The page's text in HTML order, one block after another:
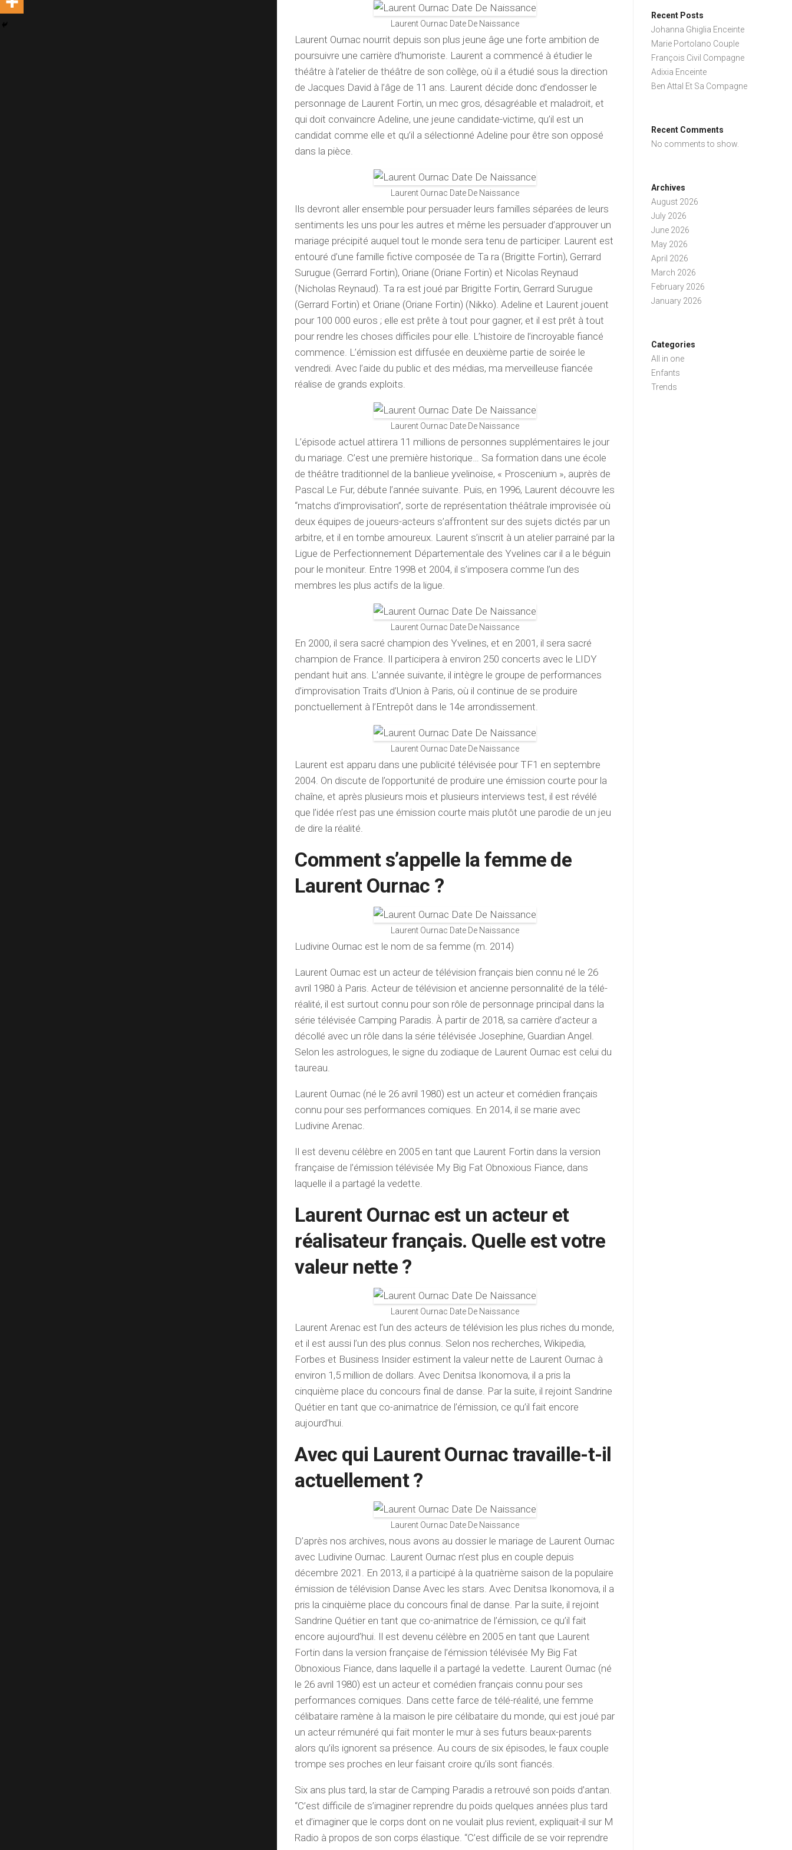
Laurent Ournac Date De Naissance
Laurent Ournac nourrit depuis son plus jeune âge une forte ambition de
poursuivre une carrière d’humoriste. Laurent a commencé à étudier le
théâtre à l’atelier de théâtre de son collège, où il a étudié sous la direction
de Jacques David à l’âge de 11 ans. Laurent décide donc d’endosser le
personnage de Laurent Fortin, un mec gros, désagréable et maladroit, et
qui doit convaincre Adeline, une jeune candidate-victime, qu’il est un
candidat comme elle et qu’il a sélectionné Adeline pour être son opposé
dans la pièce.
Laurent Ournac Date De Naissance
Ils devront aller ensemble pour persuader leurs familles séparées de leurs
sentiments les uns pour les autres et même les persuader d’approuver un
mariage précipité auquel tout le monde sera tenu de participer. Laurent est
entouré d’une famille fictive composée de Ta ra (Brigitte Fortin), Gerrard
Surugue (Gerrard Fortin), Oriane (Oriane Fortin) et Nicolas Reynaud
(Nicholas Reynaud). Ta ra est joué par Brigitte Fortin, Gerrard Surugue
(Gerrard Fortin) et Oriane (Oriane Fortin) (Nikko). Adeline et Laurent jouent
pour 100 000 euros ; elle est prête à tout pour gagner, et il est prêt à tout
pour rendre les choses difficiles pour elle. L’histoire de l’incroyable fiancé
commence. L’émission est diffusée en deuxième partie de soirée le
vendredi. Avec l’aide du public et des médias, ma merveilleuse fiancée
réalise de grands exploits.
Laurent Ournac Date De Naissance
L’épisode actuel attirera 11 millions de personnes supplémentaires le jour
du mariage. C’est une première historique… Sa formation dans une école
de théâtre traditionnel de la banlieue yvelinoise, « Proscenium », auprès de
Pascal Le Fur, débute l’année suivante. Puis, en 1996, Laurent découvre les
“matchs d’improvisation”, sorte de représentation théâtrale improvisée où
deux équipes de joueurs-acteurs s’affrontent sur des sujets dictés par un
arbitre, et il en tombe amoureux. Laurent s’inscrit à un atelier parrainé par la
Ligue de Perfectionnement Départementale des Yvelines car il a le béguin
pour le moniteur. Entre 1998 et 2004, il s’imposera comme l’un des
membres les plus actifs de la ligue.
Laurent Ournac Date De Naissance
En 2000, il sera sacré champion des Yvelines, et en 2001, il sera sacré
champion de France. Il participera à environ 250 concerts avec le LIDY
pendant huit ans. L’année suivante, il intègre le groupe de performances
d’improvisation Traits d’Union à Paris, où il continue de se produire
ponctuellement à l’Entrepôt dans le 14e arrondissement.
Laurent Ournac Date De Naissance
Laurent est apparu dans une publicité télévisée pour TF1 en septembre
2004. On discute de l’opportunité de produire une émission courte pour la
chaîne, et après plusieurs mois et plusieurs interviews test, il est révélé
que l’idée n’est pas une émission courte mais plutôt une parodie de un jeu
de dire la réalité.
Comment s’appelle la femme de
Laurent Ournac ?
Laurent Ournac Date De Naissance
Ludivine Ournac est le nom de sa femme (m. 2014)
Laurent Ournac est un acteur de télévision français bien connu né le 26
avril 1980 à Paris. Acteur de télévision et ancienne personnalité de la télé-
réalité, il est surtout connu pour son rôle de personnage principal dans la
série télévisée Camping Paradis. À partir de 2018, sa carrière d’acteur a
décollé avec un rôle dans la série télévisée Josephine, Guardian Angel.
Selon les astrologues, le signe du zodiaque de Laurent Ournac est celui du
taureau.
Laurent Ournac (né le 26 avril 1980) est un acteur et comédien français
connu pour ses performances comiques. En 2014, il se marie avec
Ludivine Arenac.
Il est devenu célèbre en 2005 en tant que Laurent Fortin dans la version
française de l’émission télévisée My Big Fat Obnoxious Fiance, dans
laquelle il a partagé la vedette.
Laurent Ournac est un acteur et
réalisateur français. Quelle est votre
valeur nette ?
Laurent Ournac Date De Naissance
Laurent Arenac est l’un des acteurs de télévision les plus riches du monde,
et il est aussi l’un des plus connus. Selon nos recherches, Wikipedia,
Forbes et Business Insider estiment la valeur nette de Laurent Ournac à
environ 1,5 million de dollars. Avec Denitsa Ikonomova, il a pris la
cinquième place du concours final de danse. Par la suite, il rejoint Sandrine
Quétier en tant que co-animatrice de l’émission, ce qu’il fait encore
aujourd’hui.
Avec qui Laurent Ournac travaille-t-il
actuellement ?
Laurent Ournac Date De Naissance
D’après nos archives, nous avons au dossier le mariage de Laurent Ournac
avec Ludivine Ournac. Laurent Ournac n’est plus en couple depuis
décembre 2021. En 2013, il a participé à la quatrième saison de la populaire
émission de télévision Danse Avec les stars. Avec Denitsa Ikonomova, il a
pris la cinquième place du concours final de danse. Par la suite, il rejoint
Sandrine Quétier en tant que co-animatrice de l’émission, ce qu’il fait
encore aujourd’hui. Il est devenu célèbre en 2005 en tant que Laurent
Fortin dans la version française de l’émission télévisée My Big Fat
Obnoxious Fiance, dans laquelle il a partagé la vedette. Laurent Ournac (né
le 26 avril 1980) est un acteur et comédien français connu pour ses
performances comiques. Dans cette farce de télé-réalité, une femme
célibataire ramène à la maison le pire célibataire du monde, qui est joué par
un acteur rémunéré qui fait monter le mur à ses futurs beaux-parents
alors qu’ils ignorent sa présence. Au cours de six épisodes, le faux couple
trompe ses proches en leur faisant croire qu’ils sont fiancés.
Six ans plus tard, la star de Camping Paradis a retrouvé son poids d’antan.
“C’est difficile de s’imaginer reprendre du poids quelques années plus tard
et d’imaginer que le corps dont on ne voulait plus revient, expliquait-il sur M
Radio à propos de son corps élastique. “C’est difficile de se voir reprendre
Recent Posts
Johanna Ghiglia Enceinte
Marie Portolano Couple
François Civil Compagne
Adixia Enceinte
Ben Attal Et Sa Compagne
Recent Comments
No comments to show.
Archives
August 2026
July 2026
June 2026
May 2026
April 2026
March 2026
February 2026
January 2026
Categories
All in one
Enfants
Trends